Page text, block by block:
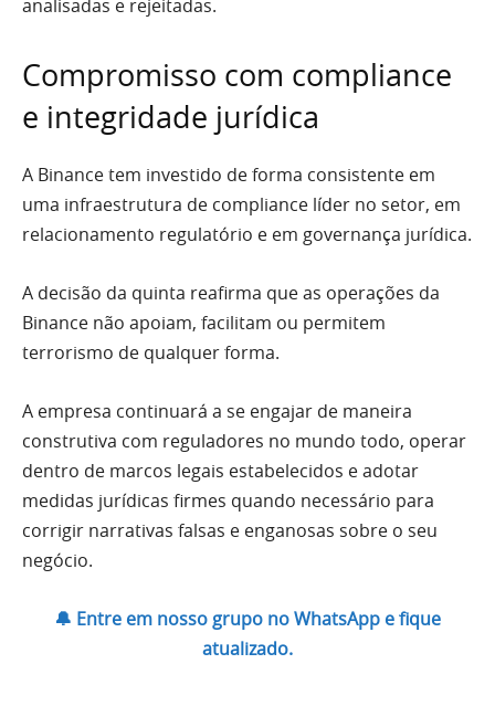
analisadas e rejeitadas.
Compromisso com compliance
e integridade jurídica
A Binance tem investido de forma consistente em
uma infraestrutura de compliance líder no setor, em
relacionamento regulatório e em governança jurídica.
A decisão da quinta reafirma que as operações da
Binance não apoiam, facilitam ou permitem
terrorismo de qualquer forma.
A empresa continuará a se engajar de maneira
construtiva com reguladores no mundo todo, operar
dentro de marcos legais estabelecidos e adotar
medidas jurídicas firmes quando necessário para
corrigir narrativas falsas e enganosas sobre o seu
negócio.
🔔 Entre em nosso grupo no WhatsApp e fique
atualizado.